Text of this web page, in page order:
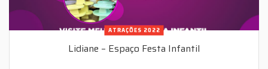
ATRAÇÕES 2022
Lidiane – Espaço Festa Infantil